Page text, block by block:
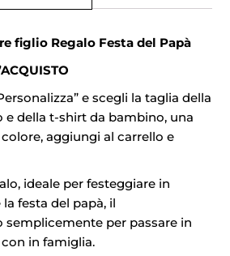
figlio Regalo Festa del Papà
e scegli la taglia della
della t-shirt da bambino, una
aggiungi al carrello e
ideale per festeggiare in
festa del papà, il
semplicemente per passare in
in famiglia.